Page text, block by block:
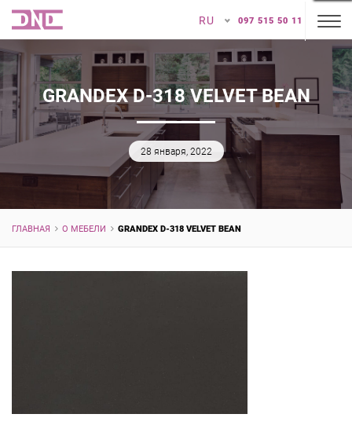
RU 097 515 50 11
GRANDEX D-318 VELVET BEAN
28 января, 2022
ГЛАВНАЯ О МЕБЕЛИ GRANDEX D-318 VELVET BEAN